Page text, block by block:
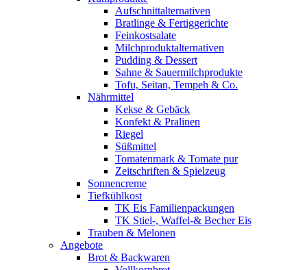
Aufschnittalternativen
Bratlinge & Fertiggerichte
Feinkostsalate
Milchproduktalternativen
Pudding & Dessert
Sahne & Sauermilchprodukte
Tofu, Seitan, Tempeh & Co.
Nährmittel
Kekse & Gebäck
Konfekt & Pralinen
Riegel
Süßmittel
Tomatenmark & Tomate pur
Zeitschriften & Spielzeug
Sonnencreme
Tiefkühlkost
TK Eis Familienpackungen
TK Stiel-, Waffel-& Becher Eis
Trauben & Melonen
Angebote
Brot & Backwaren